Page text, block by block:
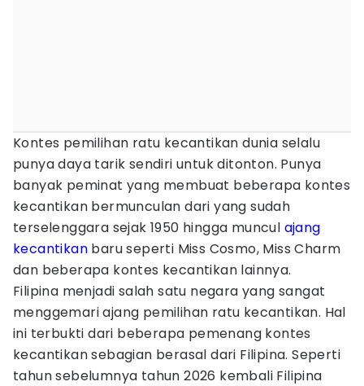
Kontes pemilihan ratu kecantikan dunia selalu
punya daya tarik sendiri untuk ditonton. Punya
banyak peminat yang membuat beberapa kontes
kecantikan bermunculan dari yang sudah
terselenggara sejak 1950 hingga muncul ajang
kecantikan baru seperti Miss Cosmo, Miss Charm
dan beberapa kontes kecantikan lainnya.
Filipina menjadi salah satu negara yang sangat
menggemari ajang pemilihan ratu kecantikan. Hal
ini terbukti dari beberapa pemenang kontes
kecantikan sebagian berasal dari Filipina. Seperti
tahun sebelumnya tahun 2026 kembali Filipina